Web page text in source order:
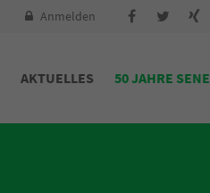
Anmelden
AKTUELLES 50 JAHRE SENE